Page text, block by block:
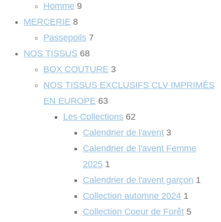
Homme 9
MERCERIE 8
Passepoils 7
NOS TISSUS 68
BOX COUTURE 3
NOS TISSUS EXCLUSIFS CLV IMPRIMÉS
EN EUROPE 63
Les Collections 62
Calendrier de l'avent 3
Calendrier de l'avent Femme
2025 1
Calendrier de l'avent garçon 1
Collection automne 2024 1
Collection Coeur de Forêt 5